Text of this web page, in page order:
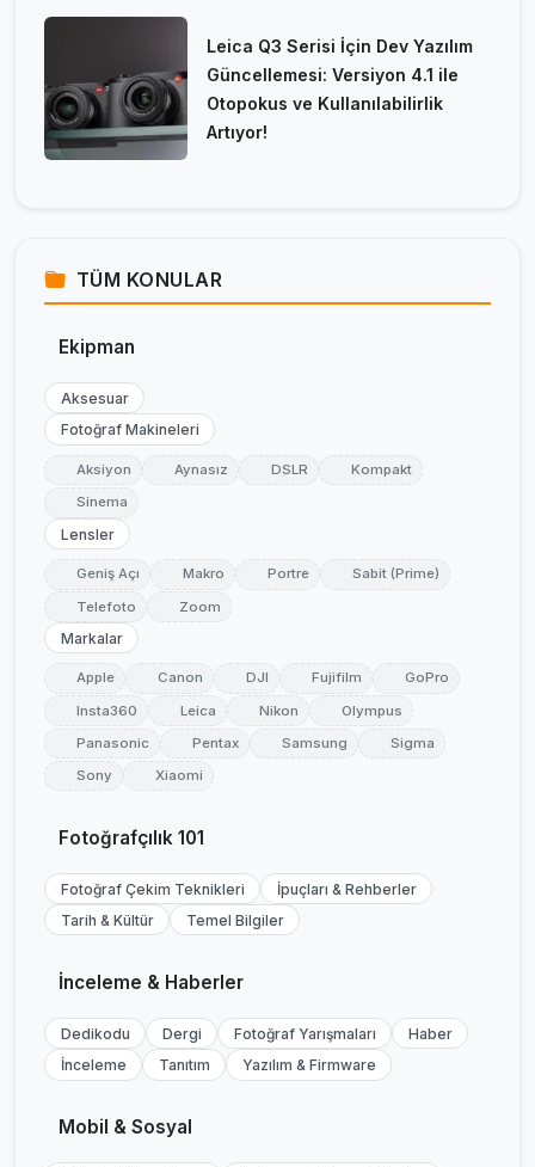
Leica Q3 Serisi İçin Dev Yazılım
Güncellemesi: Versiyon 4.1 ile
Otopokus ve Kullanılabilirlik
Artıyor!
TÜM KONULAR
Ekipman
Aksesuar
Fotoğraf Makineleri
Aksiyon Aynasız DSLR
Kompakt
Sinema
Lensler
Geniş Açı Makro Portre
Sabit (Prime)
Telefoto
Zoom
Markalar
Apple Canon DJI Fujifilm
GoPro
Insta360
Leica Nikon
Olympus
Panasonic
Pentax Samsung
Sigma
Sony
Xiaomi
Fotoğrafçılık 101
Fotoğraf Çekim Teknikleri
İpuçları & Rehberler
Tarih & Kültür
Temel Bilgiler
İnceleme & Haberler
Dedikodu Dergi Fotoğraf Yarışmaları
Haber
İnceleme
Tanıtım Yazılım & Firmware
Mobil & Sosyal